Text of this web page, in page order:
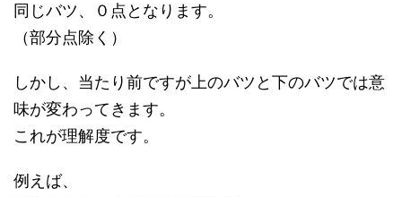
同じバツ、０点となります。
（部分点除く）
しかし、当たり前ですが上のバツと下のバツでは意
味が変わってきます。
これが理解度です。
例えば、